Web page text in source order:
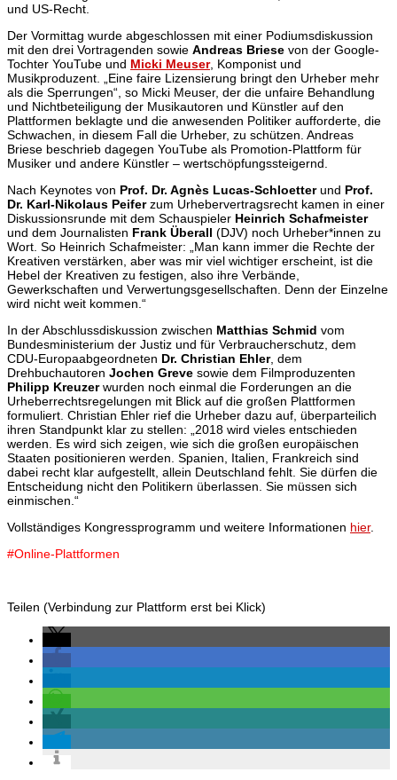
und US-Recht.
Der Vormittag wurde abgeschlossen mit einer Podiumsdiskussion
mit den drei Vortragenden sowie Andreas Briese von der Google-
Tochter YouTube und Micki Meuser, Komponist und
Musikproduzent. „Eine faire Lizensierung bringt den Urheber mehr
als die Sperrungen“, so Micki Meuser, der die unfaire Behandlung
und Nichtbeteiligung der Musikautoren und Künstler auf den
Plattformen beklagte und die anwesenden Politiker aufforderte, die
Schwachen, in diesem Fall die Urheber, zu schützen. Andreas
Briese beschrieb dagegen YouTube als Promotion-Plattform für
Musiker und andere Künstler – wertschöpfungssteigernd.
Nach Keynotes von Prof. Dr. Agnès Lucas-Schloetterund Prof.
Dr. Karl-Nikolaus Peiferzum Urhebervertragsrecht kamen in einer
Diskussionsrunde mit dem Schauspieler Heinrich Schafmeister
und dem Journalisten Frank Überall (DJV) noch Urheber*innen zu
Wort. So Heinrich Schafmeister: „Man kann immer die Rechte der
Kreativen verstärken, aber was mir viel wichtiger erscheint, ist die
Hebel der Kreativen zu festigen, also ihre Verbände,
Gewerkschaften und Verwertungsgesellschaften. Denn der Einzelne
wird nicht weit kommen.“
In der Abschlussdiskussion zwischen Matthias Schmid vom
Bundesministerium der Justiz und für Verbraucherschutz, dem
CDU-Europaabgeordneten Dr. Christian Ehler, dem
Drehbuchautoren Jochen Greve sowie dem Filmproduzenten
Philipp Kreuzerwurden noch einmal die Forderungen an die
Urheberrechtsregelungen mit Blick auf die großen Plattformen
formuliert. Christian Ehler rief die Urheber dazu auf, überparteilich
ihren Standpunkt klar zu stellen: „2018 wird vieles entschieden
werden. Es wird sich zeigen, wie sich die großen europäischen
Staaten positionieren werden. Spanien, Italien, Frankreich sind
dabei recht klar aufgestellt, allein Deutschland fehlt. Sie dürfen die
Entscheidung nicht den Politikern überlassen. Sie müssen sich
einmischen.“
Vollständiges Kongressprogramm und weitere Informationen hier.
#Online-Plattformen
Teilen (Verbindung zur Plattform erst bei Klick)